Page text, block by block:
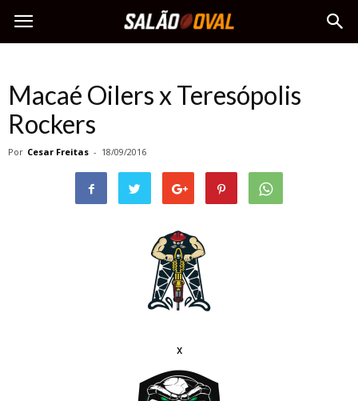
Macaé Oilers x Teresópolis
Rockers
Por Cesar Freitas - 18/09/2016
x